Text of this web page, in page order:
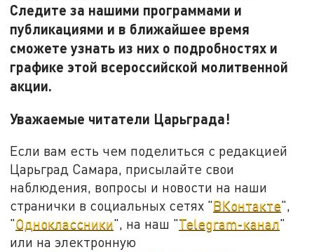
Следите за нашими программами и
публикациями и в ближайшее время
сможете узнать из них о подробностях и
графике этой всероссийской молитвенной
акции.
Уважаемые читатели Царьграда!
Если вам есть чем поделиться с редакцией
Царьград Самара, присылайте свои
наблюдения, вопросы и новости на наши
странички в социальных сетях "ВКонтакте",
"Одноклассники", на наш "Telegram-канал"
или на электронную